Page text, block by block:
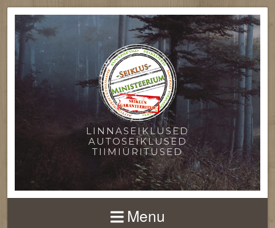
LINNASEIKLUSED
AUTOSEIKLUSED
TIIMIÜRITUSED
Menu